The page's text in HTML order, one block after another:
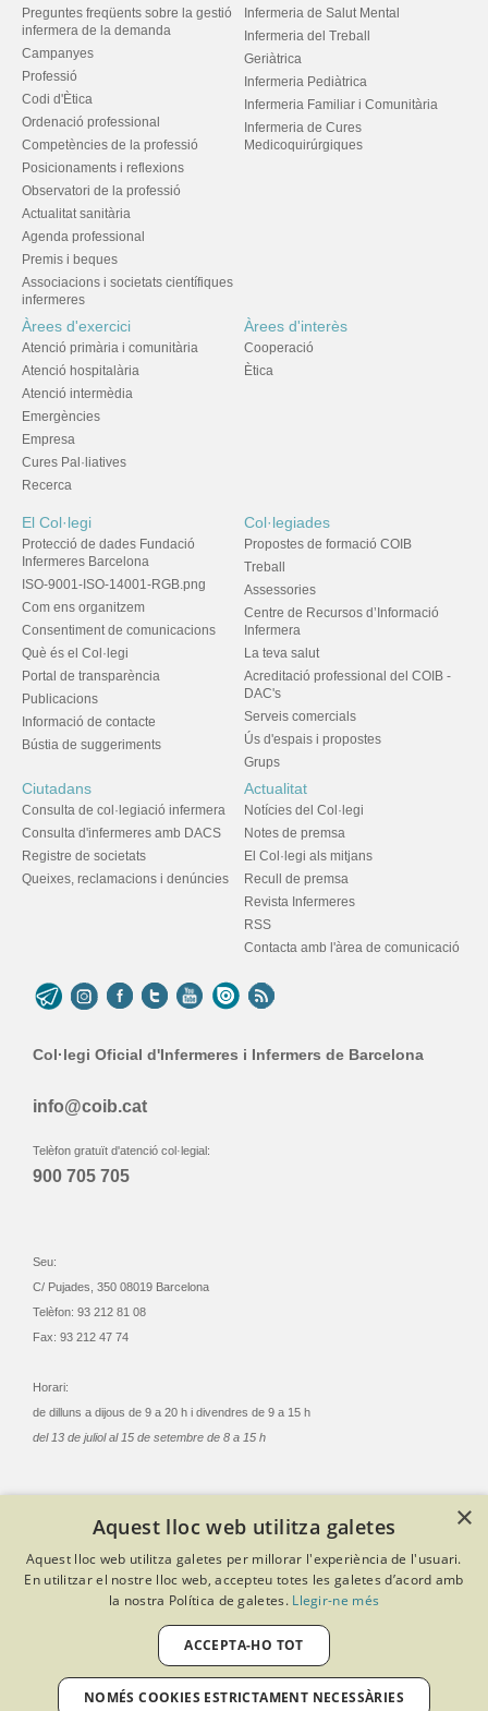
Preguntes freqüents sobre la gestió
infermera de la demanda
Campanyes
Professió
Codi d'Ètica
Ordenació professional
Competències de la professió
Posicionaments i reflexions
Observatori de la professió
Actualitat sanitària
Agenda professional
Premis i beques
Associacions i societats científiques
infermeres
Infermeria de Salut Mental
Infermeria del Treball
Geriàtrica
Infermeria Pediàtrica
Infermeria Familiar i Comunitària
Infermeria de Cures
Medicoquirúrgiques
Àrees d'exercici
Atenció primària i comunitària
Atenció hospitalària
Atenció intermèdia
Emergències
Empresa
Cures Pal·liatives
Recerca
Àrees d'interès
Cooperació
Ètica
El Col·legi
Protecció de dades Fundació
Infermeres Barcelona
ISO-9001-ISO-14001-RGB.png
Com ens organitzem
Consentiment de comunicacions
Què és el Col·legi
Portal de transparència
Publicacions
Informació de contacte
Bústia de suggeriments
Col·legiades
Propostes de formació COIB
Treball
Assessories
Centre de Recursos d’Informació
Infermera
La teva salut
Acreditació professional del COIB -
DAC's
Serveis comercials
Ús d'espais i propostes
Grups
Ciutadans
Consulta de col·legiació infermera
Consulta d'infermeres amb DACS
Registre de societats
Queixes, reclamacions i denúncies
Actualitat
Notícies del Col·legi
Notes de premsa
El Col·legi als mitjans
Recull de premsa
Revista Infermeres
RSS
Contacta amb l'àrea de comunicació
Col·legi Oficial d'Infermeres i Infermers de Barcelona
info@coib.cat
Telèfon gratuït d'atenció col·legial:
900 705 705
Seu:
C/ Pujades, 350 08019 Barcelona
Telèfon: 93 212 81 08
Fax: 93 212 47 74
Horari:
de dilluns a dijous de 9 a 20 h i divendres de 9 a 15 h
del 13 de juliol al 15 de setembre de 8 a 15 h
© Col·legi Oficial Infermeres i Infermers de Barcelona
Criteris de privacitat
Política de cookies
Avís legal
Política de protecció de dades
Política de qualitat
Desenvolupat amb Softeng Portal Builder
×
Aquest lloc web utilitza galetes
Aquest lloc web utilitza galetes per millorar l'experiència de l'usuari.
En utilitzar el nostre lloc web, accepteu totes les galetes d’acord amb
la nostra Política de galetes. Llegir-ne més
ACCEPTA-HO TOT
NOMÉS COOKIES ESTRICTAMENT NECESSÀRIES